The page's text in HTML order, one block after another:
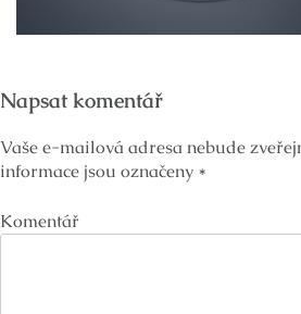
Napsat komentář
Vaše e-mailová adresa nebude
informace jsou označeny *
Komentář